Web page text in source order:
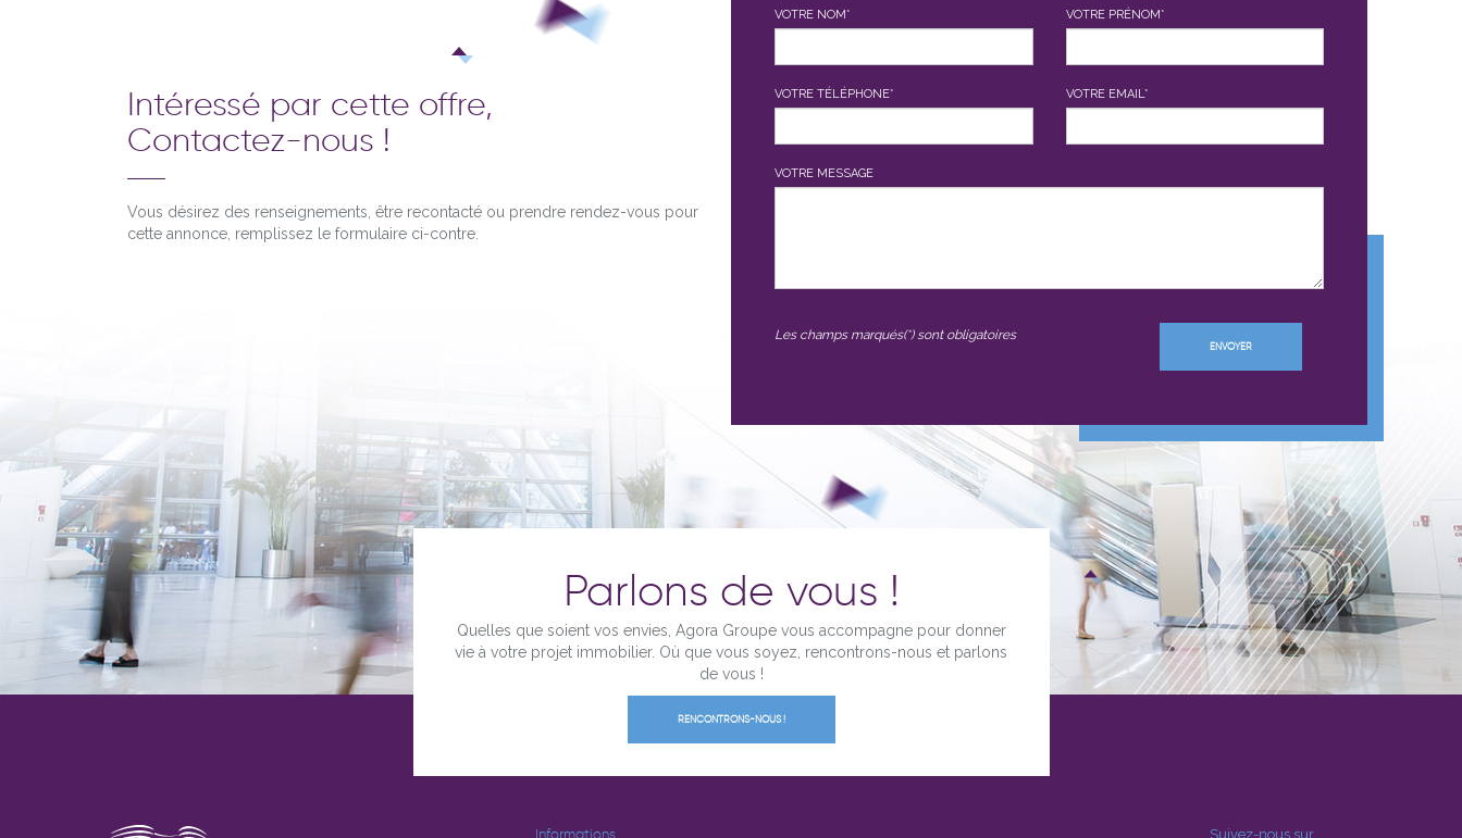
Intéressé par cette offre,
Contactez-nous !
Vous désirez des renseignements, être recontacté ou prendre rendez-vous pour
cette annonce, remplissez le formulaire ci-contre.
VOTRE NOM* VOTRE PRÉNOM*
VOTRE TÉLÉPHONE* VOTRE EMAIL*
VOTRE MESSAGE
Les champs marqués(*) sont obligatoires
Parlons de vous !
Quelles que soient vos envies, Agora Groupe vous accompagne pour donner
vie à votre projet immobilier. Où que vous soyez, rencontrons-nous et parlons
de vous !
RENCONTRONS-NOUS !
Informations Suivez-nous sur